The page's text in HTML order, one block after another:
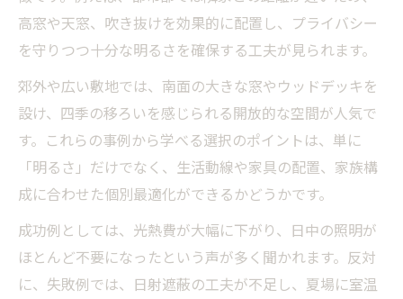
高窓や天窓、吹き抜けを効果的に配置し、プライバシー
を守りつつ十分な明るさを確保する工夫が見られます。
郊外や広い敷地では、南面の大きな窓やウッドデッキを
設け、四季の移ろいを感じられる開放的な空間が人気で
す。これらの事例から学べる選択のポイントは、単に
「明るさ」だけでなく、生活動線や家具の配置、家族構
成に合わせた個別最適化ができるかどうかです。
成功例としては、光熱費が大幅に下がり、日中の照明が
ほとんど不要になったという声が多く聞かれます。反対
に、失敗例では、日射遮蔽の工夫が不足し、夏場に室温